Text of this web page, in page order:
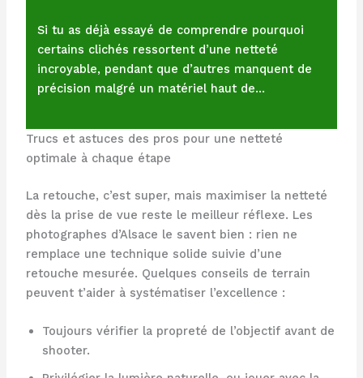
Si tu as déjà essayé de comprendre pourquoi
certains clichés ressortent d’une netteté
incroyable, pendant que d’autres manquent de
précision malgré un matériel haut de…
Trucs et astuces des pros pour une netteté
optimale à chaque étape
La retouche, c’est super, mais maximiser la netteté
dès la prise de vue reste le meilleur réflexe. Les
photographes d’Alsace le savent bien : rien ne
remplace une technique solide suivie d’une
retouche mesurée. Quelques conseils de terrain
peuvent t’aider à systématiser l’excellence :
Toujours vérifier la propreté de l’objectif avant de
shooter.